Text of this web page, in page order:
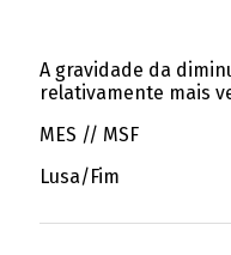
A gravidade da
relativamente mais
MES // MSF
Lusa/Fim